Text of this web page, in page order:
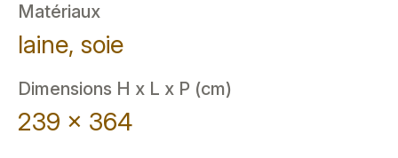
Matériaux
laine, soie
Dimensions H x L x P (cm)
239 x 364